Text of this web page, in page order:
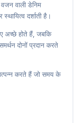
वाली डेनिम
दर्शाती है।
अच्छे होते हैं, जबकि
दोनों प्रदान करते
करते हैं जो समय के